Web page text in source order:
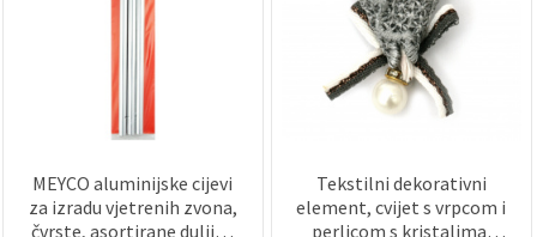
MEYCO aluminijske cijevi
za izradu vjetrenih zvona,
čvrste, asortirane duljine
Tekstilni dekorativni
element, cvijet s vrpcom i
perlicom s kristalima,